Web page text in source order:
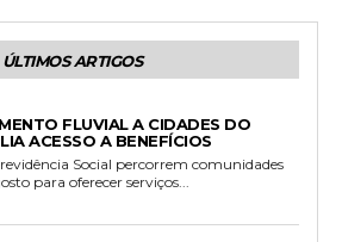
ÚLTIMOS ARTIGOS
FLUVIAL A CIDADES DO
ACESSO A BENEFÍCIOS
Social percorrem comunidades
para oferecer serviços...